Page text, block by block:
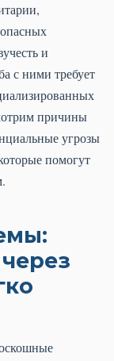
и
с ними требует
причины
угрозы
помогут